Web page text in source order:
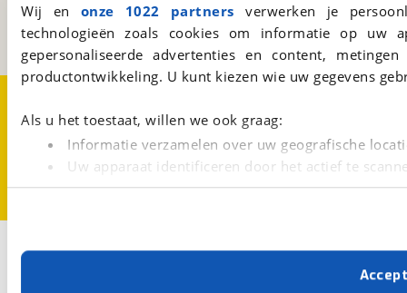
Wij en onze 1022 partners verwerken je
technologieën zoals cookies om informatie op
gepersonaliseerde advertenties en content,
productontwikkeling. U kunt kiezen wie uw gegevens
Als u het toestaat, willen we ook graag:
Informatie verzamelen over uw geografische
Uw apparaat identificeren door het actief te
Lees meer over hoe uw persoonlijke gegevens worden
Met cookies en vergelijkbare technieken zorgen we
cookies zorgen ervoor dat de website goed werkt.
Een initiatief van
BOVAG
Cookievoorkeuren
Vacatures